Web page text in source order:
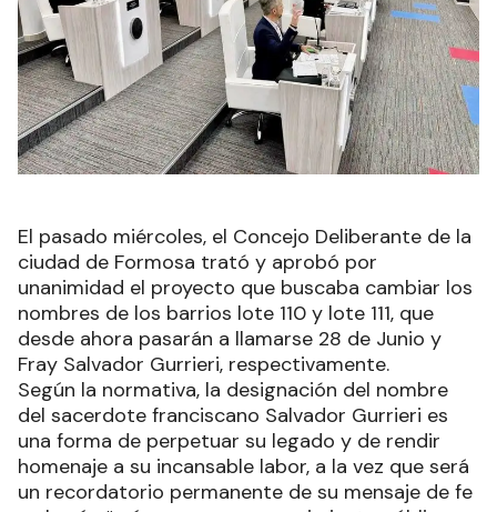
El pasado miércoles, el Concejo Deliberante de la
ciudad de Formosa trató y aprobó por
unanimidad el proyecto que buscaba cambiar los
nombres de los barrios lote 110 y lote 111, que
desde ahora pasarán a llamarse 28 de Junio y
Fray Salvador Gurrieri, respectivamente.
Según la normativa, la designación del nombre
del sacerdote franciscano Salvador Gurrieri es
una forma de perpetuar su legado y de rendir
homenaje a su incansable labor, a la vez que será
un recordatorio permanente de su mensaje de fe